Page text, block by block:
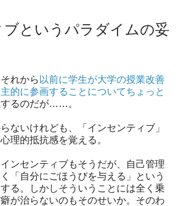
というパラダイムの妥
れから 以前に学生が大学の授業改善
的に参画することについてちょっと
するのだが……。
ないけれども、「インセンティブ」
理的抵抗感を覚える。
ンセンティブもそうだが、自己管理
「自分にごほうびを与える」という
る。しかしそういうことには全く乗
が治らないのもそのせいか。そのわ